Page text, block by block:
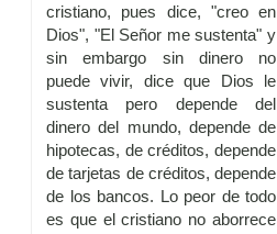
cristiano, pues dice, "creo en
Dios", "El Señor me sustenta" y
sin embargo sin dinero no
puede vivir, dice que Dios le
sustenta pero depende del
dinero del mundo, depende de
hipotecas, de créditos, depende
de tarjetas de créditos, depende
de los bancos. Lo peor de todo
es que el cristiano no aborrece